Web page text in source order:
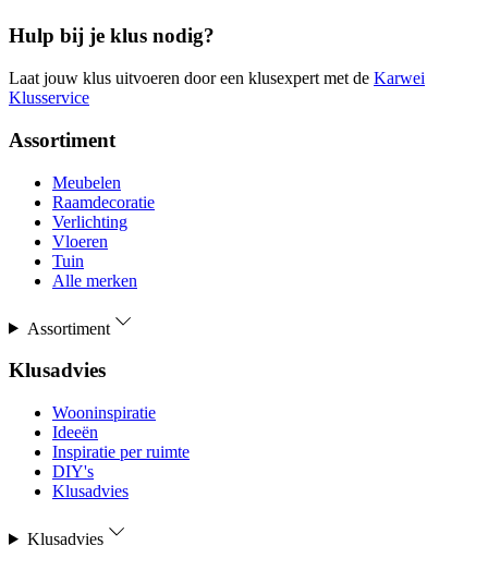
Hulp bij je klus nodig?
Laat jouw klus uitvoeren door een klusexpert met de Karwei
Klusservice
Assortiment
Meubelen
Raamdecoratie
Verlichting
Vloeren
Tuin
Alle merken
Assortiment
Klusadvies
Wooninspiratie
Ideeën
Inspiratie per ruimte
DIY's
Klusadvies
Klusadvies